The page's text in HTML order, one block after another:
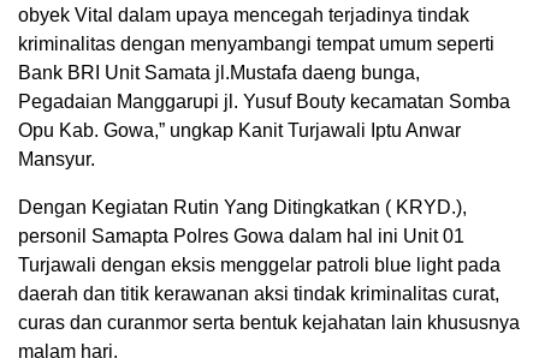
obyek Vital dalam upaya mencegah terjadinya tindak
kriminalitas dengan menyambangi tempat umum seperti
Bank BRI Unit Samata jl.Mustafa daeng bunga,
Pegadaian Manggarupi jl. Yusuf Bouty kecamatan Somba
Opu Kab. Gowa,” ungkap Kanit Turjawali Iptu Anwar
Mansyur.
Dengan Kegiatan Rutin Yang Ditingkatkan ( KRYD.),
personil Samapta Polres Gowa dalam hal ini Unit 01
Turjawali dengan eksis menggelar patroli blue light pada
daerah dan titik kerawanan aksi tindak kriminalitas curat,
curas dan curanmor serta bentuk kejahatan lain khususnya
malam hari.